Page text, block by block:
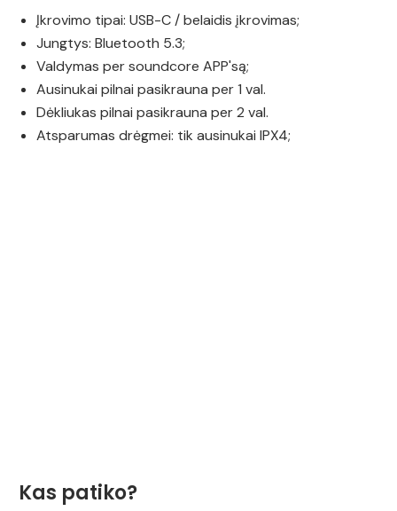
Įkrovimo tipai: USB-C / belaidis įkrovimas;
Jungtys: Bluetooth 5.3;
Valdymas per soundcore APP'są;
Ausinukai pilnai pasikrauna per 1 val.
Dėkliukas pilnai pasikrauna per 2 val.
Atsparumas drėgmei: tik ausinukai IPX4;
Kas patiko?